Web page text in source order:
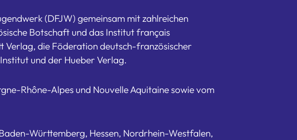
(DFJW) gemeinsam mit zahlreichen
Botschaft und das Institut français
Verlag, die Föderation deutsch-französischer
und der Hueber Verlag.
Rhône-Alpes und Nouvelle Aquitaine sowie vom
Württemberg, Hessen, Nordrhein-Westfalen,